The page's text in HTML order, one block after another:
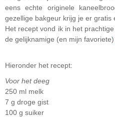
eens echte originele
gezellige bakgeur krijg je er gratis
Het recept vond ik in het
de gelijknamige (en mijn favoriete)
Hieronder het recept:
Voor het deeg
250 ml melk
7 g droge gist
100 g suiker